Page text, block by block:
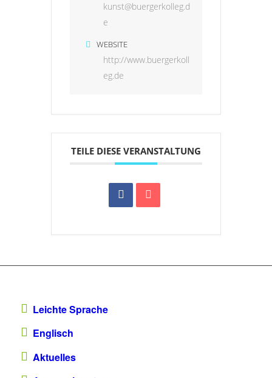
kunst@buergerkolleg.d
e
WEBSITE
http://www.buergerkoll
eg.de
TEILE DIESE VERANSTALTUNG
Leichte Sprache
Englisch
Aktuelles